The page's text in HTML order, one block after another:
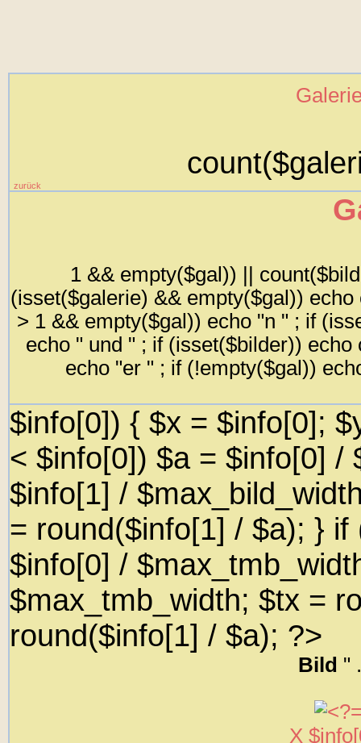
zurück
1 && empty($gal)) ||
(isset($galerie) && empty($gal))
> 1 && empty($gal)) echo "n " ; if
echo " und " ; if (isset($bilder))
echo "er " ; if (!empty($gal))
$info[0]) { $x = $info[0];
< $info[0]) $a = $info[0] /
$info[1] /
= round($info[1] / $a); }
$info[0] /
$max_tmb_width; $tx =
round($info[1] / $a); ?>
Bild "
X